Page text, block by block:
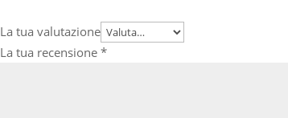
La tua valutazione
La tua recensione *